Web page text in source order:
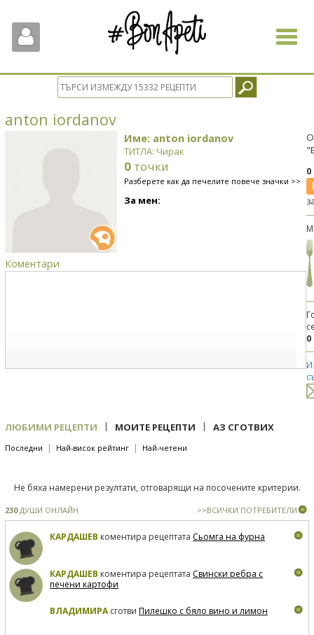
Toggle
anton iordanov
Име: anton iordanov
ТИТЛА: Чирак
0 точки
Разберете как да печелите повече значки >>
За мен:
Коментари
0
ЛЮБИМИ РЕЦЕПТИ | МОИТЕ РЕЦЕПТИ | АЗ СГОТВИХ
Последни | Най-висок рейтинг | Най-четени
Не бяха намерени резултати, отговарящи на посочените критерии.
230ДУШИ ОНЛАЙН >>ВСИЧКИ ПОТРЕБИТЕЛИ
КАРДАШЕВ коментира рецептата Сьомга на фурна
КАРДАШЕВ коментира рецептата Свински ребра с
печени картофи
ВЛАДИМИРАсготви Пилешко с бяло вино и лимон